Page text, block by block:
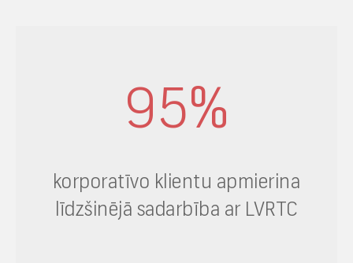
95%
korporatīvo klientu apmierina
līdzšinējā sadarbība ar LVRTC